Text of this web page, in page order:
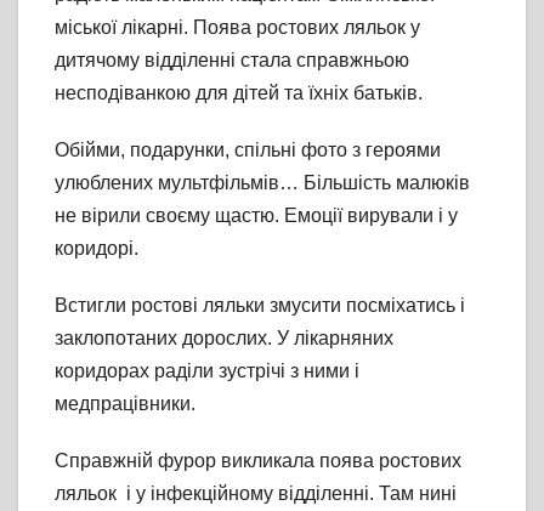
міської лікарні. Поява ростових ляльок у
дитячому відділенні стала справжньою
несподіванкою для дітей та їхніх батьків.
Обійми, подарунки, спільні фото з героями
улюблених мультфільмів… Більшість малюків
не вірили своєму щастю. Емоції вирували і у
коридорі.
Встигли ростові ляльки змусити посміхатись і
заклопотаних дорослих. У лікарняних
коридорах раділи зустрічі з ними і
медпрацівники.
Справжній фурор викликала поява ростових
ляльок і у інфекційному відділенні. Там нині